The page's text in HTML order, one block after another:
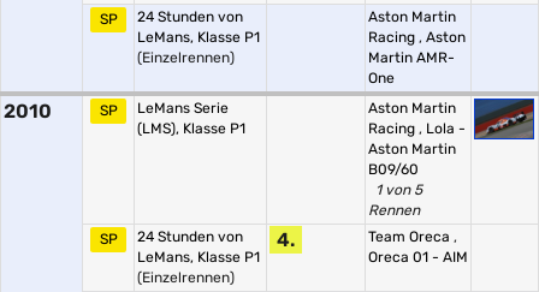
SP
24 Stunden von
LeMans, Klasse P1
(Einzelrennen)
Aston Martin
Racing , Aston
Martin AMR-
One
2010 SP
LeMans Serie
(LMS), Klasse P1
Aston Martin
Racing , Lola -
Aston Martin
B09/60
1 von 5
Rennen
SP
24 Stunden von
LeMans, Klasse P1
(Einzelrennen)
4. Team Oreca ,
Oreca 01 - AIM